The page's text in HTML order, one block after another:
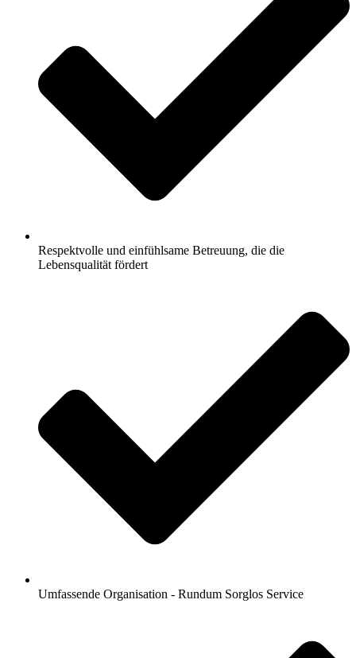
Respektvolle und einfühlsame Betreuung, die die
Lebensqualität fördert
Umfassende Organisation - Rundum Sorglos Service